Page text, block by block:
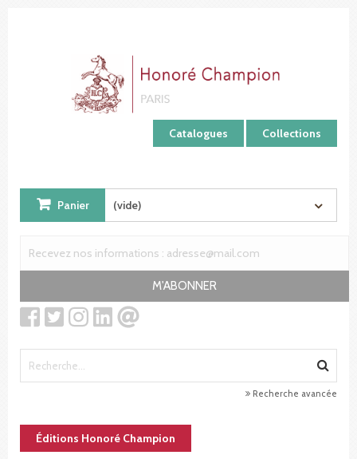
Catalogues Collections
Panier (vide)
M'ABONNER
Recherche avancée
Éditions Honoré Champion